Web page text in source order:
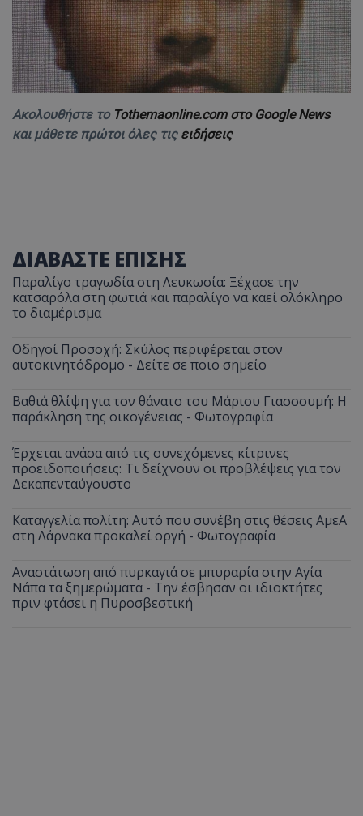
Ακολουθήστε το Tothemaonline.com στο Google News
και μάθετε πρώτοι όλες τις ειδήσεις
ΔΙΑΒΑΣΤΕ ΕΠΙΣΗΣ
Παραλίγο τραγωδία στη Λευκωσία: Ξέχασε την
κατσαρόλα στη φωτιά και παραλίγο να καεί ολόκληρο
το διαμέρισμα
Οδηγοί Προσοχή: Σκύλος περιφέρεται στον
αυτοκινητόδρομο - Δείτε σε ποιο σημείο
Βαθιά θλίψη για τον θάνατο του Μάριου Γιασσουμή: Η
παράκληση της οικογένειας - Φωτογραφία
Έρχεται ανάσα από τις συνεχόμενες κίτρινες
προειδοποιήσεις: Τι δείχνουν οι προβλέψεις για τον
Δεκαπενταύγουστο
Καταγγελία πολίτη: Αυτό που συνέβη στις θέσεις ΑμεΑ
στη Λάρνακα προκαλεί οργή - Φωτογραφία
Αναστάτωση από πυρκαγιά σε μπυραρία στην Αγία
Νάπα τα ξημερώματα - Την έσβησαν οι ιδιοκτήτες
πριν φτάσει η Πυροσβεστική